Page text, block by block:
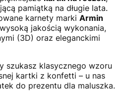
pamiątką na długie lata.
karnety marki Armin
jakością wykonania,
(3D) oraz eleganckimi
szukasz klasycznego wzoru
kartki z konfetti – u nas
do prezentu dla maluszka.